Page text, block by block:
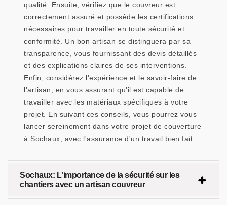
qualité. Ensuite, vérifiez que le couvreur est
correctement assuré et possède les certifications
nécessaires pour travailler en toute sécurité et
conformité. Un bon artisan se distinguera par sa
transparence, vous fournissant des devis détaillés
et des explications claires de ses interventions.
Enfin, considérez l'expérience et le savoir-faire de
l'artisan, en vous assurant qu'il est capable de
travailler avec les matériaux spécifiques à votre
projet. En suivant ces conseils, vous pourrez vous
lancer sereinement dans votre projet de couverture
à Sochaux, avec l'assurance d'un travail bien fait.
Sochaux: L'importance de la sécurité sur les
chantiers avec un artisan couvreur